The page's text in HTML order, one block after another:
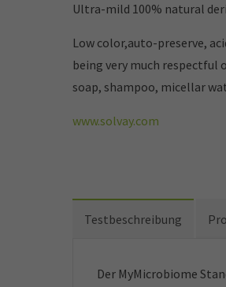
Ultra-mild 100% natural
Low color,auto-preserve,
being very much respectful
soap, shampoo, micellar
www.solvay.com
Testbeschreibung
Der MyMicrobiome